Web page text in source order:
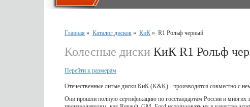
Главная » Каталог дисков » КиК » R1 Рольф черный
Колесные диски КиК R1 Рольф
Перейти к размерам
Отечественные литые диски КиК (K&K) - производятся совместно с
Они прошли полную сертификацию по госстандартам России и многих